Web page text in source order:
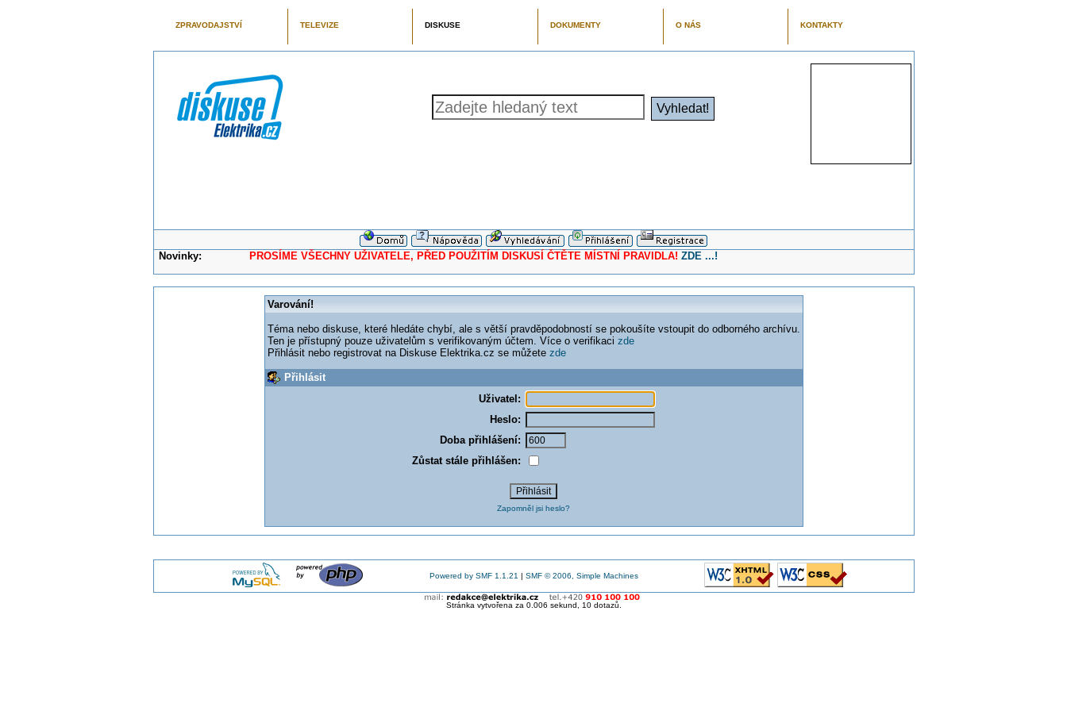
ZPRAVODAJSTVÍ TELEVIZE DISKUSE DOKUMENTY O NÁS KONTAKTY
Novinky: PROSÍME VŠECHNY UŽIVATELE, PŘED POUŽITÍM DISKUSÍ ČTĚTE MÍSTNÍ PRAVIDLA! ZDE ...!
Varování!
Téma nebo diskuse, které hledáte chybí, ale s větší pravděpodobností se pokoušíte vstoupit do odborného archívu.
Ten je přístupný pouze uživatelům s verifikovaným účtem. Více o verifikaci zde
Přihlásit nebo registrovat na Diskuse Elektrika.cz se můžete zde
Přihlásit
Uživatel:
Heslo:
Doba přihlášení:
Zůstat stále přihlášen:
Zapomněl jsi heslo?
Powered by SMF 1.1.21 | SMF © 2006, Simple Machines
Stránka vytvořena za 0.006 sekund, 10 dotazů.